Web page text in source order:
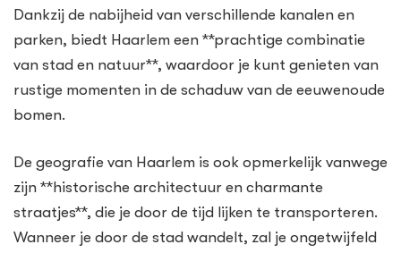
Dankzij de nabijheid van verschillende kanalen en
parken, biedt Haarlem een **prachtige combinatie
van stad en natuur**, waardoor je kunt genieten van
rustige momenten in de schaduw van de eeuwenoude
bomen.
De geografie van Haarlem is ook opmerkelijk vanwege
zijn **historische architectuur en charmante
straatjes**, die je door de tijd lijken te transporteren.
Wanneer je door de stad wandelt, zal je ongetwijfeld